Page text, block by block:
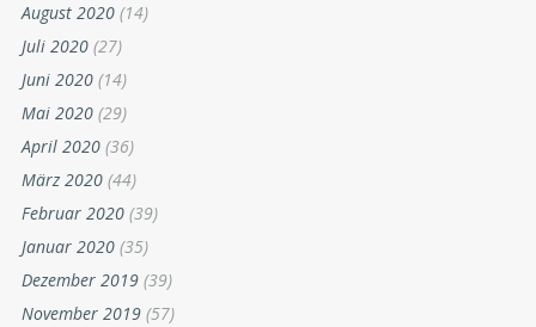
August 2020 (14)
Juli 2020 (27)
Juni 2020 (14)
Mai 2020 (29)
April 2020 (36)
März 2020 (44)
Februar 2020 (39)
Januar 2020 (35)
Dezember 2019 (39)
November 2019 (57)